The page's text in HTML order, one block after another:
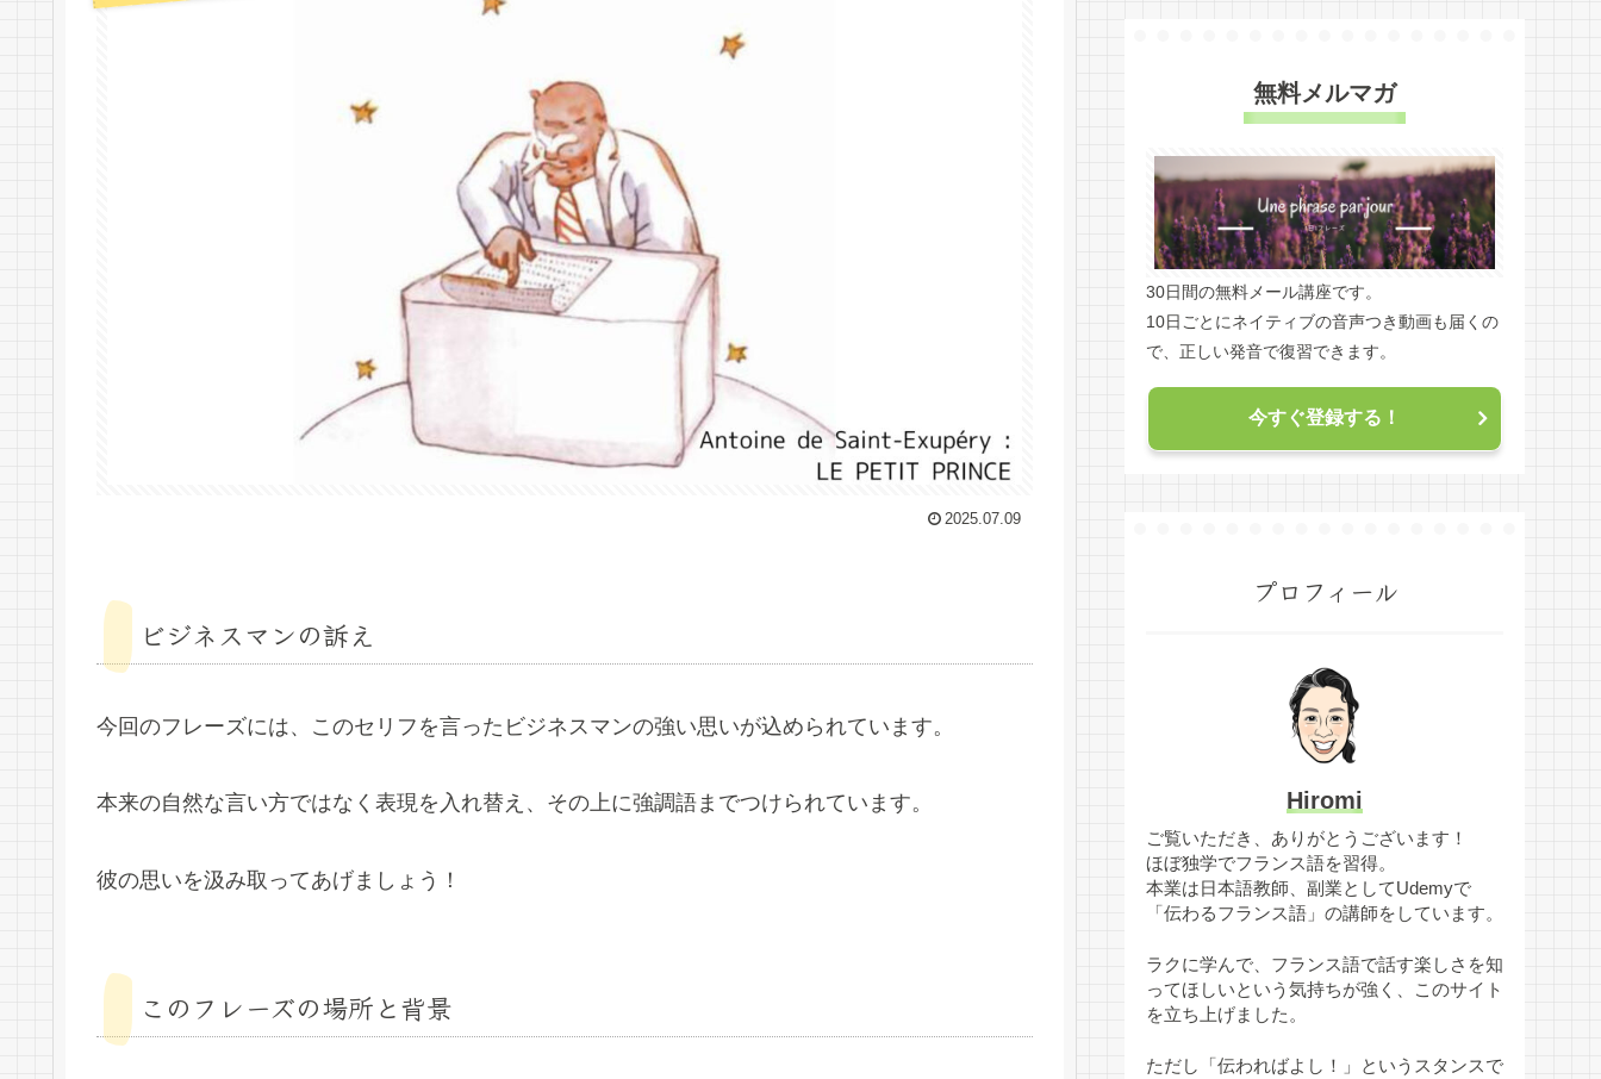
2025.07.09
ビジネスマンの訴え
今回のフレーズには、このセリフを言ったビジネスマンの強い思いが込められています。
本来の自然な言い方ではなく表現を入れ替え、その上に強調語までつけられています。
彼の思いを汲み取ってあげましょう！
このフレーズの場所と背景
無料メルマガ
30日間の無料メール講座です。
10日ごとにネイティブの音声つき動画も届くの
で、正しい発音で復習できます。
今すぐ登録する！
プロフィール
Hiromi
ご覧いただき、ありがとうございます！
ほぼ独学でフランス語を習得。
本業は日本語教師、副業としてUdemyで
「伝わるフランス語」の講師をしています。
ラクに学んで、フランス語で話す楽しさを知
ってほしいという気持ちが強く、このサイト
を立ち上げました。
ただし「伝わればよし！」というスタンスで